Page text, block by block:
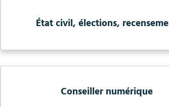
État civil, élections,
Conseiller numérique